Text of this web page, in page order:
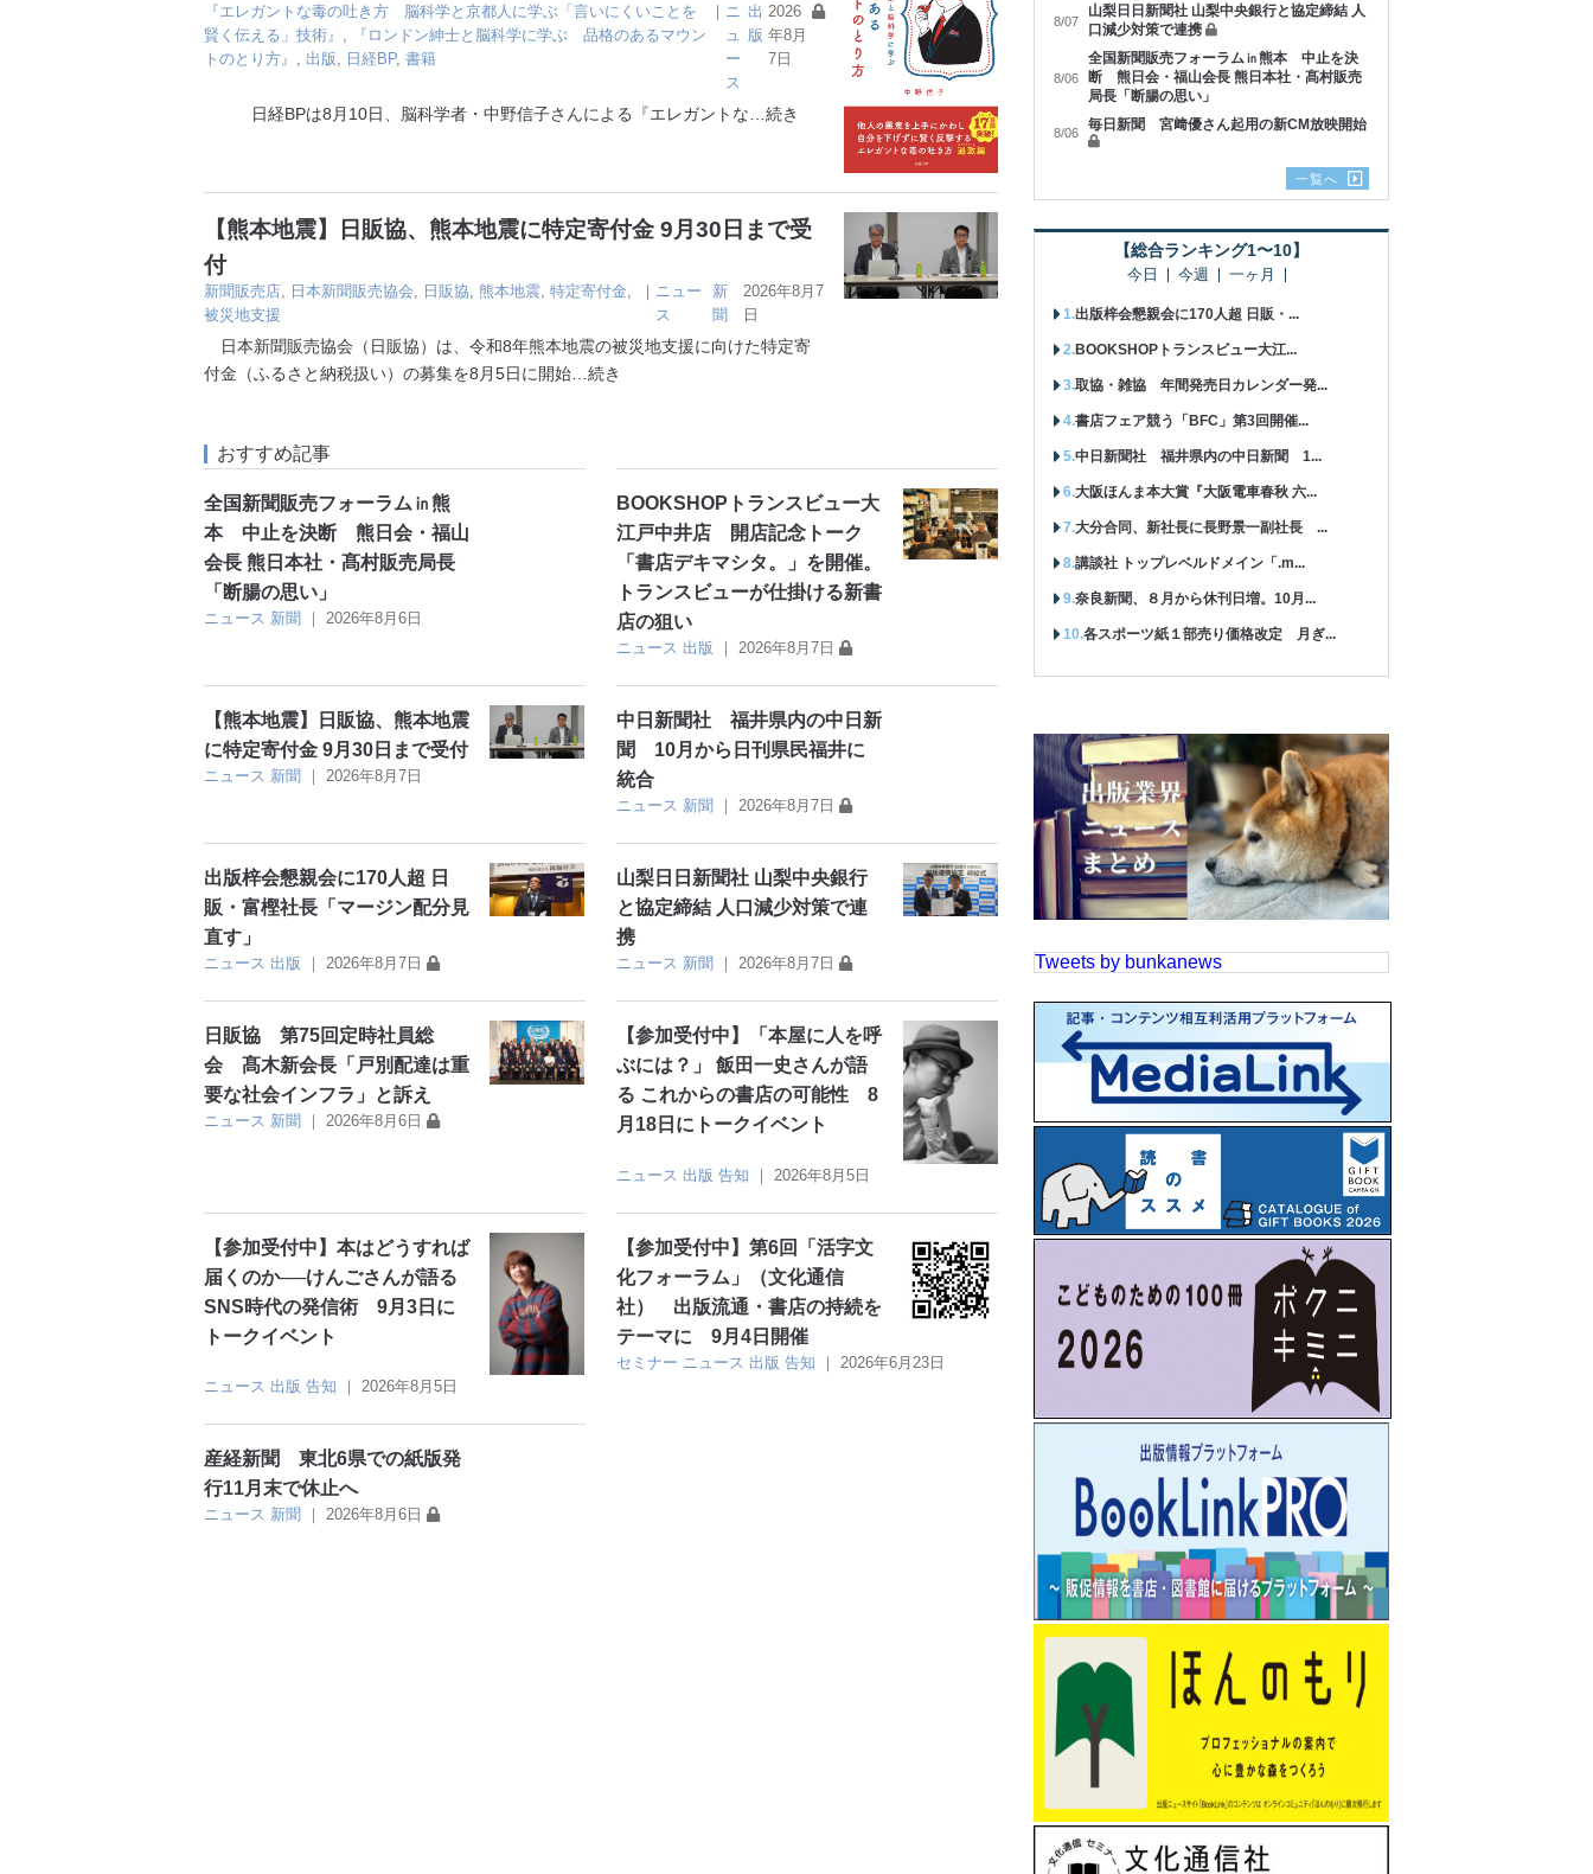
『エレガントな毒の吐き方 脳科学と京都人に学ぶ「言いにくいことを
賢く伝える」技術』
『ロンドン紳士と脳科学に学ぶ 品格のあるマウン
トのとり方』
出版 日経BP, 書籍
｜ ニ
ュ
ー
ス
出
版
2026
年8月
7日
日経BPは8月10日、脳科学者・中野信子さんによる『エレガントな …続き
【熊本地震】日販協、熊本地震に特定寄付金 9月30日まで受
付
新聞販売店, 日本新聞販売協会, 日販協, 熊本地震, 特定寄付金,
被災地支援
｜ ニュー
ス
新
聞
2026年8月7
日
日本新聞販売協会（日販協）は、令和8年熊本地震の被災地支援に向けた特定寄
付金（ふるさと納税扱い）の募集を8月5日に開始 …続き
おすすめ記事
全国新聞販売フォーラム㏌熊
本 中止を決断 熊日会・福山
会長 熊日本社・髙村販売局長
「断腸の思い」
ニュース 新聞 ｜ 2026年8月6日
BOOKSHOPトランスビュー大
江戸中井店 開店記念トーク
「書店デキマシタ。」を開催。
トランスビューが仕掛ける新書
店の狙い
ニュース 出版 ｜2026年8月7日
【熊本地震】日販協、熊本地震
に特定寄付金 9月30日まで受付
ニュース 新聞 ｜ 2026年8月7日
中日新聞社 福井県内の中日新
聞 10月から日刊県民福井に
統合
ニュース 新聞 ｜2026年8月7日
出版梓会懇親会に170人超 日
販・富樫社長「マージン配分見
直す」
ニュース 出版 ｜ 2026年8月7日
山梨日日新聞社 山梨中央銀行
と協定締結 人口減少対策で連
携
ニュース 新聞 ｜2026年8月7日
日販協 第75回定時社員総
会 髙木新会長「戸別配達は重
要な社会インフラ」と訴え
ニュース 新聞 ｜ 2026年8月6日
【参加受付中】「本屋に人を呼
ぶには？」 飯田一史さんが語
る これからの書店の可能性 8
月18日にトークイベント
ニュース 出版 告知 ｜ 2026年8月5日
【参加受付中】本はどうすれば
届くのか──けんごさんが語る
SNS時代の発信術 9月3日に
トークイベント
ニュース 出版 告知 ｜ 2026年8月5日
【参加受付中】第6回「活字文
化フォーラム」（文化通信
社） 出版流通・書店の持続を
テーマに 9月4日開催
セミナー ニュース 出版 告知 ｜ 2026年6月23日
産経新聞 東北6県での紙版発
行11月末で休止へ
ニュース 新聞 ｜ 2026年8月6日
8/07
山梨日日新聞社 山梨中央銀行と協定締結 人
口減少対策で連携
8/06
全国新聞販売フォーラム㏌熊本 中止を決
断 熊日会・福山会長 熊日本社・髙村販売
局長「断腸の思い」
8/06 毎日新聞 宮﨑優さん起用の新CM放映開始
一覧へ
【総合ランキング1〜10】
今日 今週 一ヶ月
出版梓会懇親会に170人超 日販・...
BOOKSHOPトランスビュー大江...
取協・雑協 年間発売日カレンダー発...
書店フェア競う「BFC」第3回開催...
中日新聞社 福井県内の中日新聞 1...
大阪ほんま本大賞『大阪電車春秋 六...
大分合同、新社長に長野景一副社長 ...
講談社 トップレベルドメイン「.m...
奈良新聞、８月から休刊日増。10月...
各スポーツ紙１部売り価格改定 月ぎ...
Tweets by bunkanews